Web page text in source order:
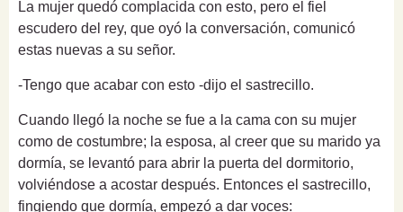
La mujer quedó complacida con esto, pero el fiel
escudero del rey, que oyó la conversación, comunicó
estas nuevas a su señor.
-Tengo que acabar con esto -dijo el sastrecillo.
Cuando llegó la noche se fue a la cama con su mujer
como de costumbre; la esposa, al creer que su marido ya
dormía, se levantó para abrir la puerta del dormitorio,
volviéndose a acostar después. Entonces el sastrecillo,
fingiendo que dormía, empezó a dar voces: